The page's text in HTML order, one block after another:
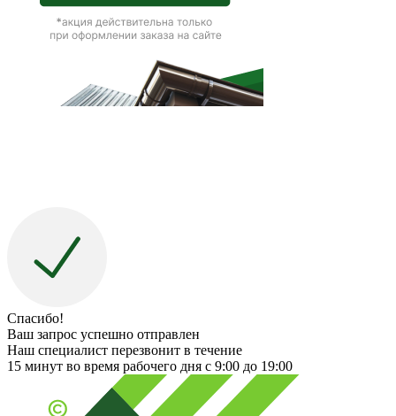
Спасибо!
Ваш запрос успешно отправлен
Наш специалист перезвонит в течение
15 минут во время рабочего дня с 9:00 до 19:00